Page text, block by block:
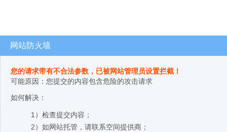
网站防火墙
您的请求带有不合法参数，已被网站管理员设置拦截！
可能原因：您提交的内容包含危险的攻击请求
如何解决：
1）检查提交内容；
2）如网站托管，请联系空间提供商；